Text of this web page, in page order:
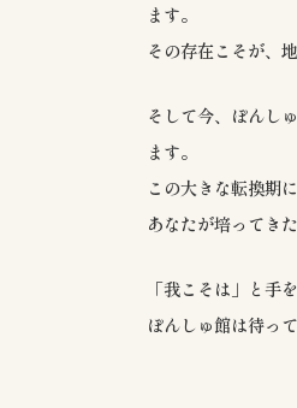
ます。
その存在こそが、
そして今、ぽんし
ます。
この大きな転換期
あなたが培ってき
「我こそは」と手
ぽんしゅ館は待っ